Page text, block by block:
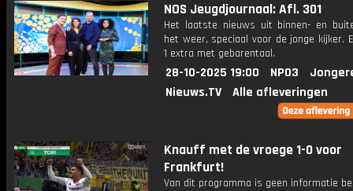
NOS Jeugdjournaal: Afl. 301
Het laatste nieuws uit binnen- en
het weer, speciaal voor de jonge kijker.
1 extra met gebarentaal.
28-10-2025 19:00 NPO3
Nieuws.TV
Alle afleveringen
Knauff met de vroege 1-0 voor
Frankfurt!
Van dit programma is geen informatie